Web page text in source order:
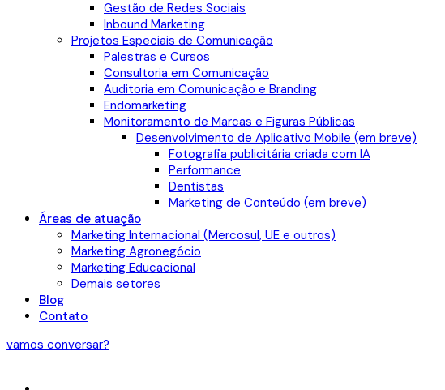
Gestão de Redes Sociais
Inbound Marketing
Projetos Especiais de Comunicação
Palestras e Cursos
Consultoria em Comunicação
Auditoria em Comunicação e Branding
Endomarketing
Monitoramento de Marcas e Figuras Públicas
Desenvolvimento de Aplicativo Mobile (em breve)
Fotografia publicitária criada com IA
Performance
Dentistas
Marketing de Conteúdo (em breve)
Áreas de atuação
Marketing Internacional (Mercosul, UE e outros)
Marketing Agronegócio
Marketing Educacional
Demais setores
Blog
Contato
vamos conversar?